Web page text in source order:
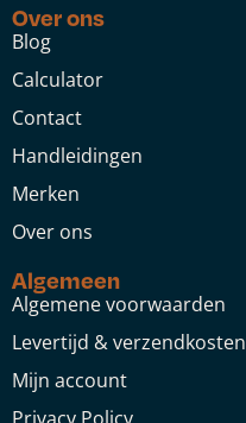
Over ons
Blog
Calculator
Contact
Handleidingen
Merken
Over ons
Algemeen
Algemene voorwaarden
Levertijd & verzendkosten
Mijn account